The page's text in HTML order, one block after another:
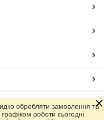
Prom.ua
обробляти замовлення та
графіком роботи сьогодні